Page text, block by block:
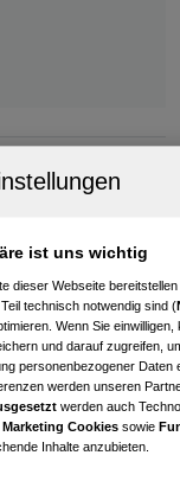
ist uns wichtig
dieser Webseite
technisch notwendig sind (
Wenn Sie
und darauf zugreifen,
personenbezogener
werden unseren
werden auch
Cookies sowie
Inhalte anzubieten.